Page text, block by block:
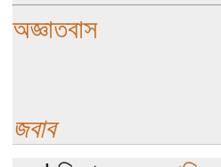
অজ্ঞাতবাস
জবাব